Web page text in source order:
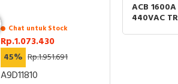
Chat untuk Stock
Rp.1.073.430
45% Rp.1.951.691
A9D11810
ACB
440VAC